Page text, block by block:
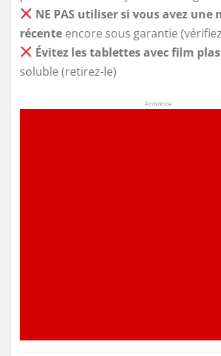
NE PAS utiliser si vous avez une
récente encore sous garantie
Évitez les tablettes avec film
soluble (retirez-le)
Annonce